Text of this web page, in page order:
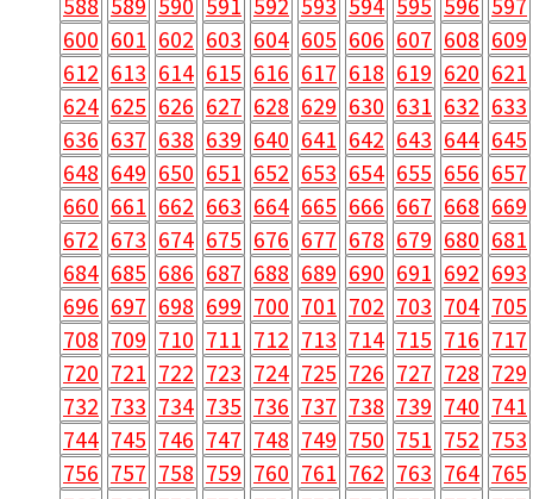
588 589 590 591 592 593 594 595 596 597
600 601 602 603 604 605 606 607 608 609
612 613 614 615 616 617 618 619 620 621
624 625 626 627 628 629 630 631 632 633
636 637 638 639 640 641 642 643 644 645
648 649 650 651 652 653 654 655 656 657
660 661 662 663 664 665 666 667 668 669
672 673 674 675 676 677 678 679 680 681
684 685 686 687 688 689 690 691 692 693
696 697 698 699 700 701 702 703 704 705
708 709 710 711 712 713 714 715 716 717
720 721 722 723 724 725 726 727 728 729
732 733 734 735 736 737 738 739 740 741
744 745 746 747 748 749 750 751 752 753
756 757 758 759 760 761 762 763 764 765